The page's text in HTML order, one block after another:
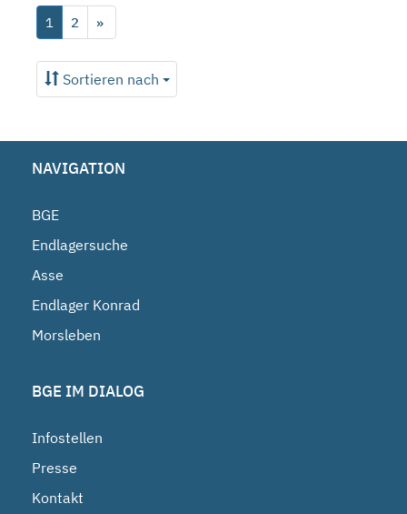
1 2 »
Sortieren nach
NAVIGATION
BGE
Endlagersuche
Asse
Endlager Konrad
Morsleben
BGE IM DIALOG
Infostellen
Presse
Kontakt